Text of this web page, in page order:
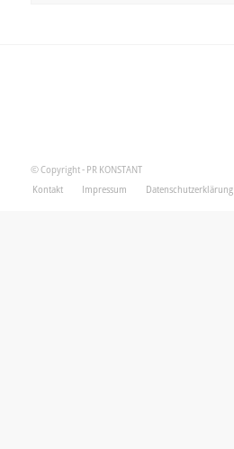
© Copyright - PR KONSTANT
Kontakt
Impressum Datenschutzerklärung